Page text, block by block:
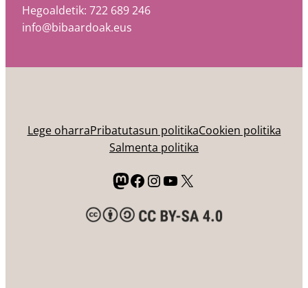
Hegoaldetik: 722 689 246
info@bibaardoak.eus
Lege oharraPribatutasun politikaCookien politika
Salmenta politika
Mastodon
Facebook
Instagram
YouTube
X